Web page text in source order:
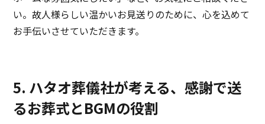
い。故人様らしい温かいお見送りのために、心を込めて
お手伝いさせていただきます。
5. ハタオ葬儀社が考える、感謝で送
るお葬式とBGMの役割